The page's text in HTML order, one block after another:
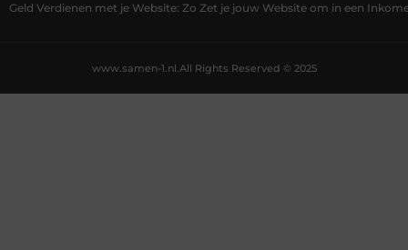
Geld Verdienen met je Website: Zo Zet je jouw Website om in een
All Rights Reserved © 2025
www.samen-1.nl.